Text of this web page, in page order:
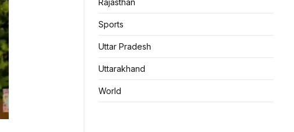
Rajasthan
Sports
Uttar Pradesh
Uttarakhand
World